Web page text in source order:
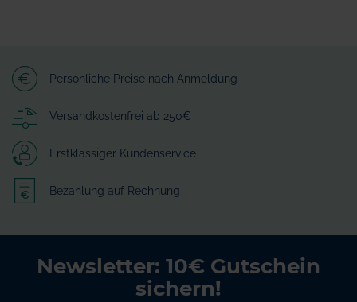
Persönliche Preise nach Anmeldung
Versandkostenfrei ab 250€
Erstklassiger Kundenservice
Bezahlung auf Rechnung
Newsletter: 10€ Gutschein
sichern!